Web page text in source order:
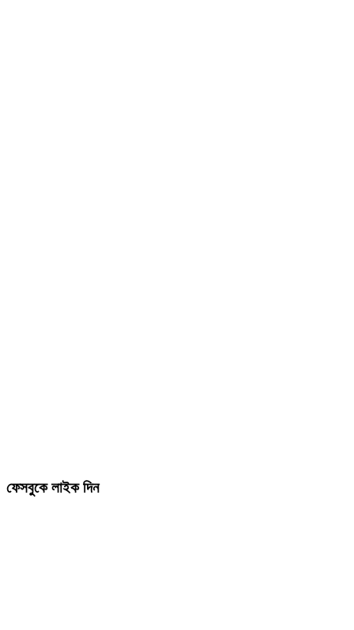
ফেসবুকে লাইক দিন